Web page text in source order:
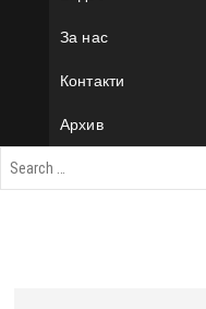
За нас
Контакти
Архив